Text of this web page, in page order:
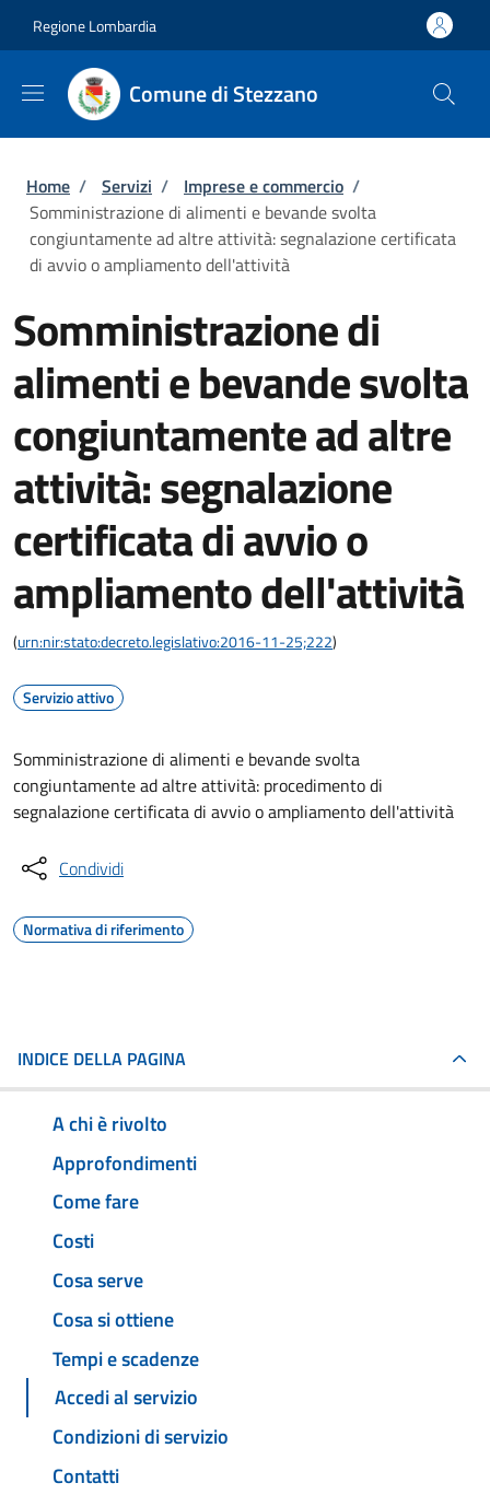
Regione Lombardia
Comune di Stezzano
Briciole di pane
Home / Servizi / Imprese e commercio /
Somministrazione di alimenti e bevande svolta
congiuntamente ad altre attività: segnalazione certificata
di avvio o ampliamento dell'attività
Somministrazione di
alimenti e bevande svolta
congiuntamente ad altre
attività: segnalazione
certificata di avvio o
ampliamento dell'attività
(urn:nir:stato:decreto.legislativo:2016-11-25;222)
Servizio attivo
Somministrazione di alimenti e bevande svolta
congiuntamente ad altre attività: procedimento di
segnalazione certificata di avvio o ampliamento dell'attività
Condividi
Normativa di riferimento
INDICE DELLA PAGINA
A chi è rivolto
Approfondimenti
Come fare
Costi
Cosa serve
Cosa si ottiene
Tempi e scadenze
Accedi al servizio
Condizioni di servizio
Contatti